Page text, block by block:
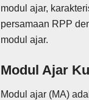
modul ajar,
persamaan RPP
modul ajar.
Modul Ajar
Modul ajar (MA)